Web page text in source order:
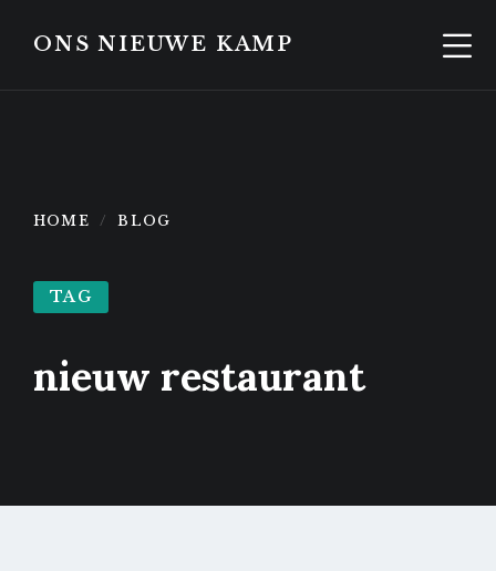
content
footerONS NIEUWE KAMP
HOME BLOG
TAG
nieuw restaurant